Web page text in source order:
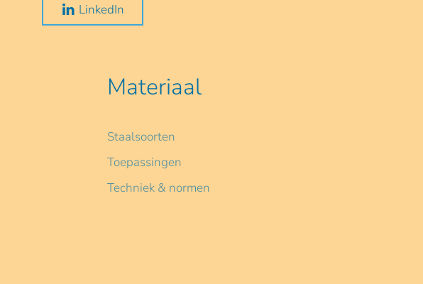
LinkedIn
Materiaal
Staalsoorten
Toepassingen
Techniek & normen